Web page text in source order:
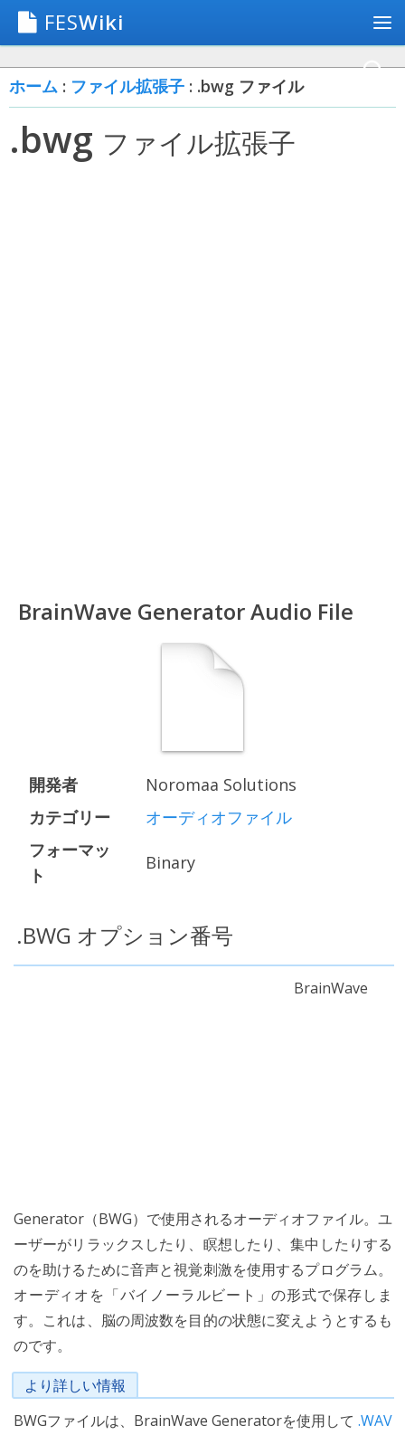
FESWiki
ホーム : ファイル拡張子 : .bwg ファイル
.bwg ファイル拡張子
BrainWave Generator Audio File
開発者
Noromaa Solutions
カテゴリー
オーディオファイル
フォーマッ
ト
Binary
.BWG オプション番号
BrainWave
Generator（BWG）で使用されるオーディオファイル。ユ
ーザーがリラックスしたり、瞑想したり、集中したりする
のを助けるために音声と視覚刺激を使用するプログラム。
オーディオを「バイノーラルビート」の形式で保存しま
す。これは、脳の周波数を目的の状態に変えようとするも
のです。
より詳しい情報
BWGファイルは、BrainWave Generatorを使用して .WAV